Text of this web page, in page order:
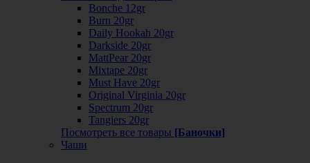
Bonche 12gr
Burn 20gr
Daily Hookah 20gr
Darkside 20gr
MattPear 20gr
Mixtape 20gr
Must Have 20gr
Original Virginia 20gr
Spectrum 20gr
Tangiers 20gr
Посмотреть все товары [Баночки]
Чаши